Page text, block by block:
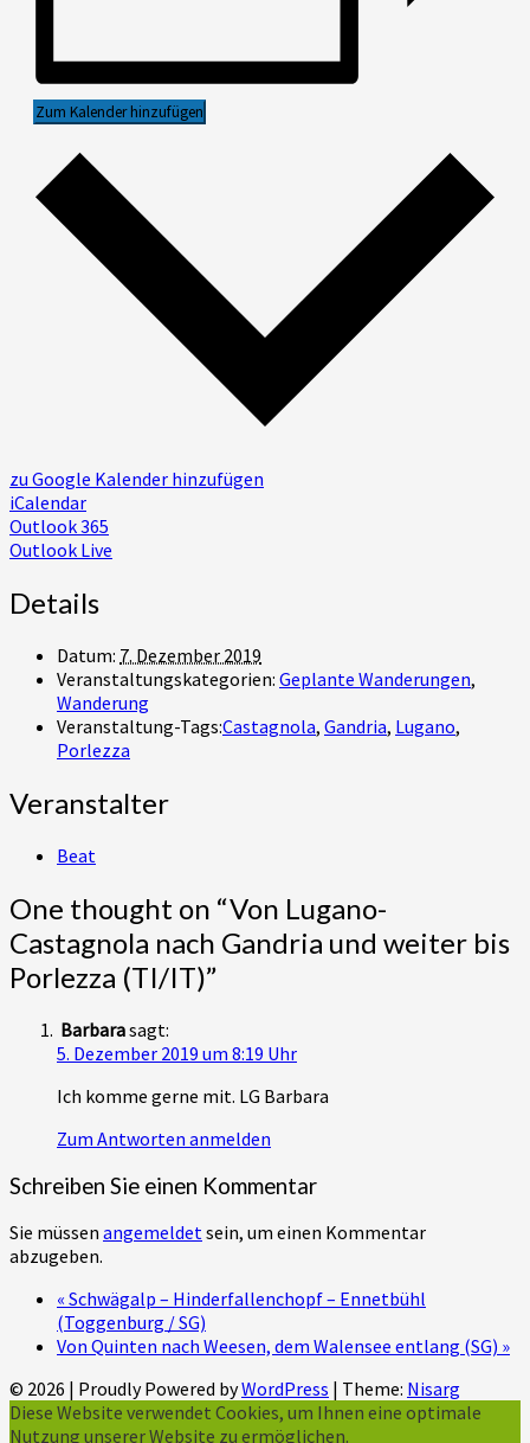
Zum Kalender hinzufügen
zu Google Kalender hinzufügen
iCalendar
Outlook 365
Outlook Live
Details
Datum: 7. Dezember 2019
Veranstaltungskategorien: Geplante Wanderungen,
Wanderung
Veranstaltung-Tags:Castagnola, Gandria, Lugano,
Porlezza
Veranstalter
Beat
One thought on “Von Lugano-
Castagnola nach Gandria und weiter bis
Porlezza (TI/IT)”
Barbarasagt:
5. Dezember 2019 um 8:19 Uhr
Ich komme gerne mit. LG Barbara
Zum Antworten anmelden
Schreiben Sie einen Kommentar
Sie müssen angemeldetsein, um einen Kommentar
abzugeben.
« Schwägalp – Hinderfallenchopf – Ennetbühl
(Toggenburg / SG)
Von Quinten nach Weesen, dem Walensee entlang (SG) »
© 2026 | Proudly Powered byWordPress | Theme: Nisarg
Diese Website verwendet Cookies, um Ihnen eine optimale
Nutzung unserer Website zu ermöglichen.